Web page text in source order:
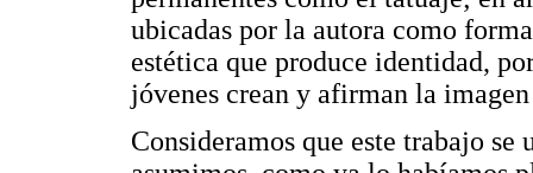
ubicadas por la autora como
estética que produce identidad,
jóvenes crean y afirman la
Consideramos que este trabajo